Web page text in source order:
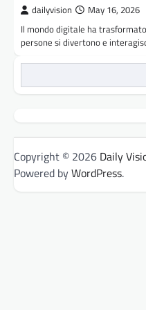
dailyvision May 16, 2026
Il mondo digitale ha
persone si divertono e
Copyright © 2026 Daily
Powered byWordPress.